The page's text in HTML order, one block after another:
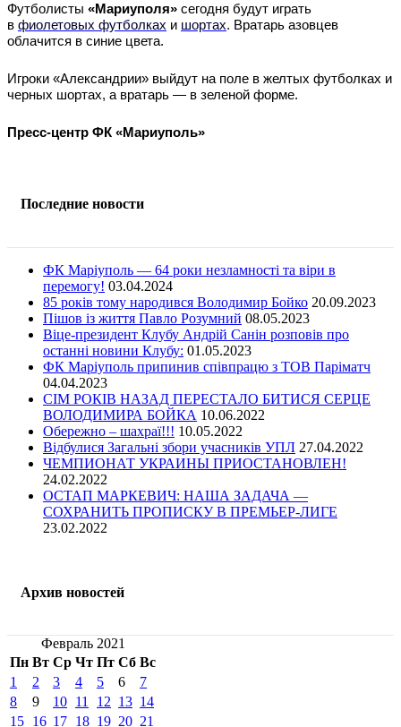
Футболисты «Мариуполя» сегодня будут играть
в фиолетовых футболках и шортах. Вратарь азовцев
облачится в синие цвета.
Игроки «Александрии» выйдут на поле в желтых футболках и
черных шортах, а вратарь — в зеленой форме.
Пресс-центр ФК «Мариуполь»
Последние новости
ФК Маріуполь — 64 роки незламності та віри в
перемогу! 03.04.2024
85 років тому народився Володимир Бойко 20.09.2023
Пішов із життя Павло Розумний 08.05.2023
Віце-президент Клубу Андрій Санін розповів про
останні новини Клубу: 01.05.2023
ФК Маріуполь припинив співпрацю з ТОВ Паріматч
04.04.2023
СІМ РОКІВ НАЗАД ПЕРЕСТАЛО БИТИСЯ СЕРЦЕ
ВОЛОДИМИРА БОЙКА 10.06.2022
Обережно – шахраї!!! 10.05.2022
Відбулися Загальні збори учасників УПЛ 27.04.2022
ЧЕМПИОНАТ УКРАИНЫ ПРИОСТАНОВЛЕН!
24.02.2022
ОСТАП МАРКЕВИЧ: НАША ЗАДАЧА —
СОХРАНИТЬ ПРОПИСКУ В ПРЕМЬЕР-ЛИГЕ
23.02.2022
Архив новостей
Февраль 2021
Пн Вт Ср Чт Пт Сб Вс
1
2 3 4 5 6
7
8
9 10 11 12 13 14
15 16 17 18 19 20 21